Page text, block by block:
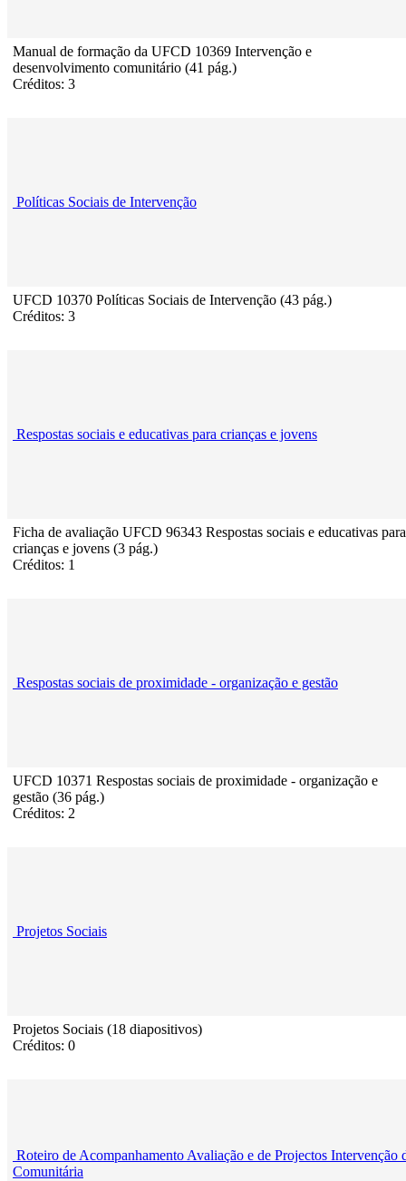
Manual de formação da UFCD 10369 Intervenção e
desenvolvimento comunitário (41 pág.)
Créditos: 3
Políticas Sociais de Intervenção
UFCD 10370 Políticas Sociais de Intervenção (43 pág.)
Créditos: 3
Respostas sociais e educativas para crianças e jovens
Ficha de avaliação UFCD 96343 Respostas sociais e educativas para
crianças e jovens (3 pág.)
Créditos: 1
Respostas sociais de proximidade - organização e gestão
UFCD 10371 Respostas sociais de proximidade - organização e
gestão (36 pág.)
Créditos: 2
Projetos Sociais
Projetos Sociais (18 diapositivos)
Créditos: 0
Roteiro de Acompanhamento Avaliação e de Projectos Intervenção
Comunitária